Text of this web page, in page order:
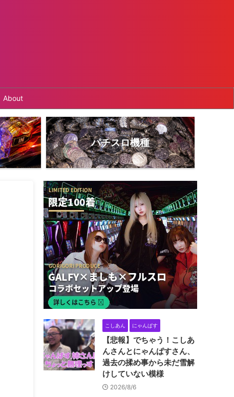
About
パチスロ機種
こしあん にゃんぱす
【悲報】でちゃう！こしあ
んさんとにゃんぱすさん、
過去の揉め事から未だ雪解
けしていない模様
2026/8/6